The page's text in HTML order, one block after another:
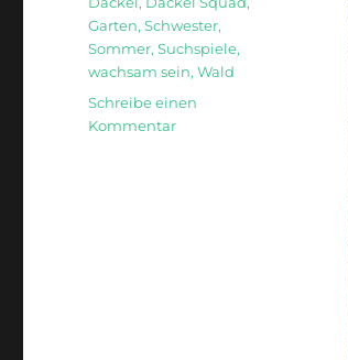
Garten,Schwester,
Sommer,Suchspiele,
wachsam sein,Wald
Schreibe einen
Kommentarzu